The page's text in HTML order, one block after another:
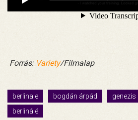
Forrás: Variety/Filmalap
berlinale bogdán árpád genezis
berlinálé